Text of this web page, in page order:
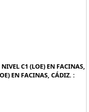
C1 (LOE) EN FACINAS,
EN FACINAS, CÁDIZ. :